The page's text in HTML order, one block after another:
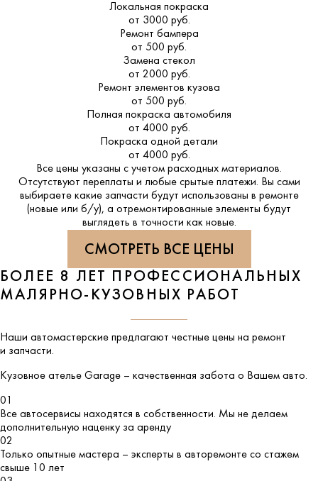
Локальная покраска
от 3000 руб.
Ремонт бампера
от 500 руб.
Замена стекол
от 2000 руб.
Ремонт элементов кузова
от 500 руб.
Полная покраска автомобиля
от 4000 руб.
Покраска одной детали
от 4000 руб.
Все цены указаны с учетом расходных материалов.
Отсутствуют переплаты и любые срытые платежи. Вы сами
выбираете какие запчасти будут использованы в ремонте
(новые или б/у), а отремонтированные элементы будут
выглядеть в точности как новые.
СМОТРЕТЬ ВСЕ ЦЕНЫ
БОЛЕЕ 8 ЛЕТ ПРОФЕССИОНАЛЬНЫХ
МАЛЯРНО-КУЗОВНЫХ РАБОТ
Наши автомастерские предлагают честные цены на ремонт
и запчасти.
Кузовное ателье Garage – качественная забота о Вашем авто.
01
Все автосервисы находятся в собственности. Мы не делаем
дополнительную наценку за аренду
02
Только опытные мастера – эксперты в авторемонте со стажем
свыше 10 лет